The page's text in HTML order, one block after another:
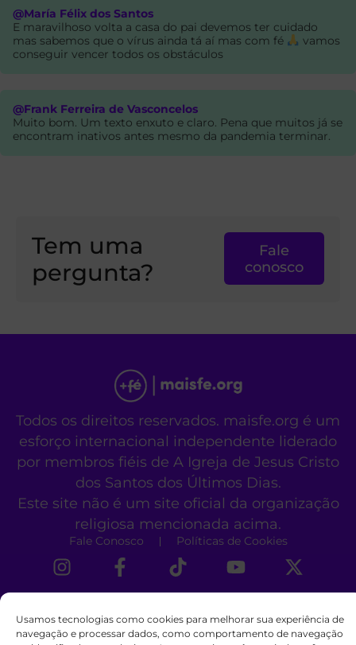
Usamos tecnologias como cookies para melhorar sua experiência de
navegação e processar dados, como comportamento de navegação
@María Félix dos Santos
E maravilhoso volta a casa do pai devemos ter cuidado
mas sabemos que o vírus ainda tá aí mas com fé
vamos
conseguir vencer todos os obstáculos
@Frank Ferreira de Vasconcelos
Muito bom. Um texto enxuto e claro. Pena que muitos já se
encontram inativos antes mesmo da pandemia terminar.
Tem uma
pergunta?
Fale
conosco
Todos os direitos reservados. maisfe.org é um
esforço internacional independente liderado
por membros fiéis de A Igreja de Jesus Cristo
dos Santos dos Últimos Dias.
Este site não é um site oficial da organização
religiosa mencionada acima.
Fale Conosco Políticas de Cookies